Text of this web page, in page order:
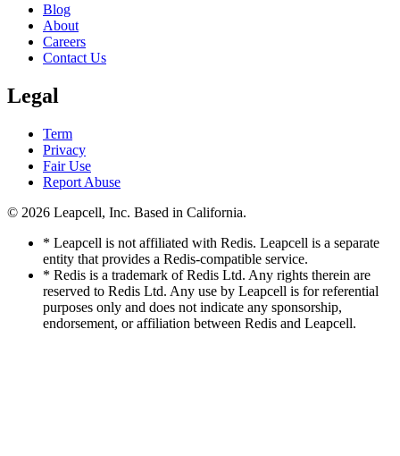
Blog
About
Careers
Contact Us
Legal
Term
Privacy
Fair Use
Report Abuse
© 2026 Leapcell, Inc. Based in California.
* Leapcell is not affiliated with Redis. Leapcell is a separate
entity that provides a Redis-compatible service.
* Redis is a trademark of Redis Ltd. Any rights therein are
reserved to Redis Ltd. Any use by Leapcell is for referential
purposes only and does not indicate any sponsorship,
endorsement, or affiliation between Redis and Leapcell.